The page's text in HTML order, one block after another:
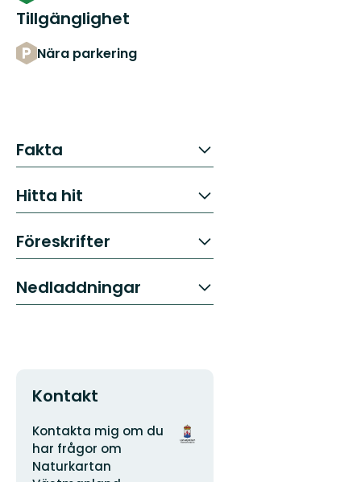
Tillgänglighet
Nära parkering
Fakta
Hitta hit
Föreskrifter
Nedladdningar
Kontakt
Adress
Kontakta mig om du
har frågor om
Naturkartan
Organisationens
logotyp